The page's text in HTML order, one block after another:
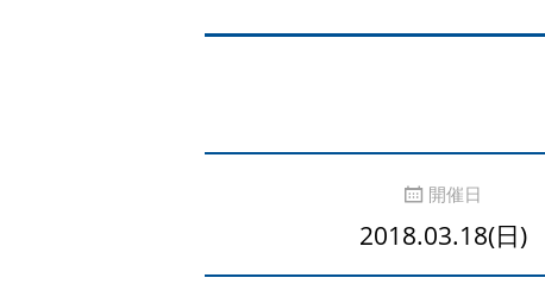
開催日
2018.03.18(日)